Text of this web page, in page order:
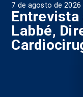
7 de agosto de 2026
Labbé,